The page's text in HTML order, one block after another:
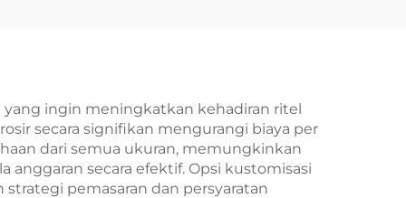
ingin meningkatkan kehadiran ritel
secara signifikan mengurangi biaya per
dari semua ukuran, memungkinkan
secara efektif. Opsi kustomisasi
pemasaran dan persyaratan